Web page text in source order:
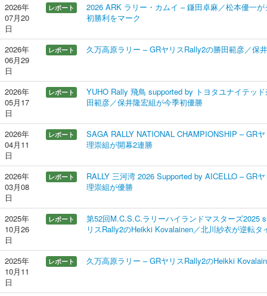
2026年
07月20
日
レポート
2026 ARK ラリー・カムイ – 鎌田卓麻／松本優一
初勝利をマーク
2026年
06月29
日
レポート 久万高原ラリー – GRヤリスRally2の勝田範彦／保
2026年
05月17
日
レポート
YUHO Rally 飛鳥 supported by トヨタユナイテッ
田範彦／保井隆宏組が今季初優勝
2026年
04月11
日
レポート
SAGA RALLY NATIONAL CHAMPIONSHIP – GR
理崇組が開幕2連勝
2026年
03月08
日
レポート
RALLY 三河湾 2026 Supported by AICELLO – GR
理崇組が優勝
2025年
10月26
日
レポート
第52回M.C.S.C.ラリーハイランドマスターズ2025
リスRally2のHeikki Kovalainen／北川紗衣が逆転タ
2025年
10月11
日
レポート 久万高原ラリー – GRヤリスRally2のHeikki